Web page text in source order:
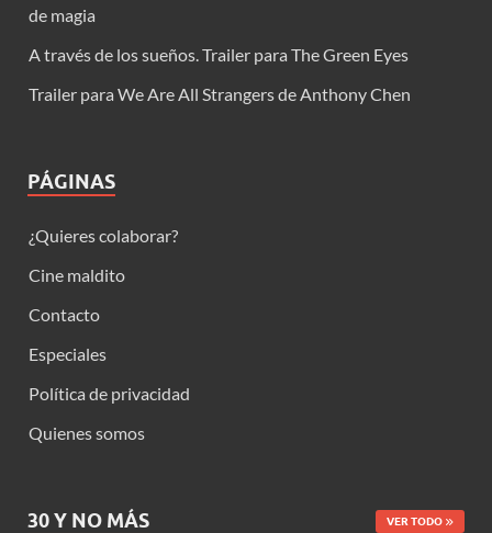
de magia
A través de los sueños. Trailer para The Green Eyes
Trailer para We Are All Strangers de Anthony Chen
PÁGINAS
¿Quieres colaborar?
Cine maldito
Contacto
Especiales
Política de privacidad
Quienes somos
30 Y NO MÁS VER TODO